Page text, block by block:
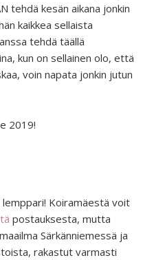
tehdä kesän aikana jonkin
kaikkea sellaista
tehdä täällä
kun on sellainen olo, että
voin napata jonkin jutun
2019!
Koiramäestä voit
postauksesta, mutta
Särkänniemessä ja
rakastut varmasti